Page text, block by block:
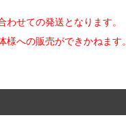
せての発送となります。
への販売ができかねます。